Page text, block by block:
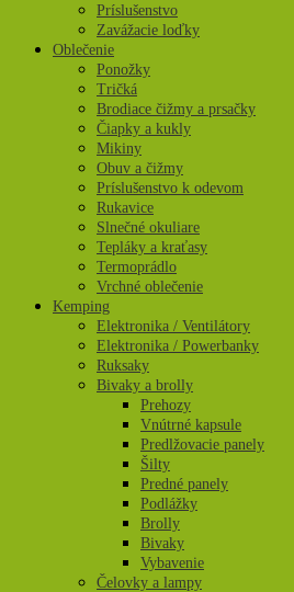
Príslušenstvo
Zavážacie loďky
Oblečenie
Ponožky
Tričká
Brodiace čižmy a prsačky
Čiapky a kukly
Mikiny
Obuv a čižmy
Príslušenstvo k odevom
Rukavice
Slnečné okuliare
Tepláky a kraťasy
Termoprádlo
Vrchné oblečenie
Kemping
Elektronika / Ventilátory
Elektronika / Powerbanky
Ruksaky
Bivaky a brolly
Prehozy
Vnútrné kapsule
Predlžovacie panely
Šilty
Predné panely
Podlážky
Brolly
Bivaky
Vybavenie
Čelovky a lampy